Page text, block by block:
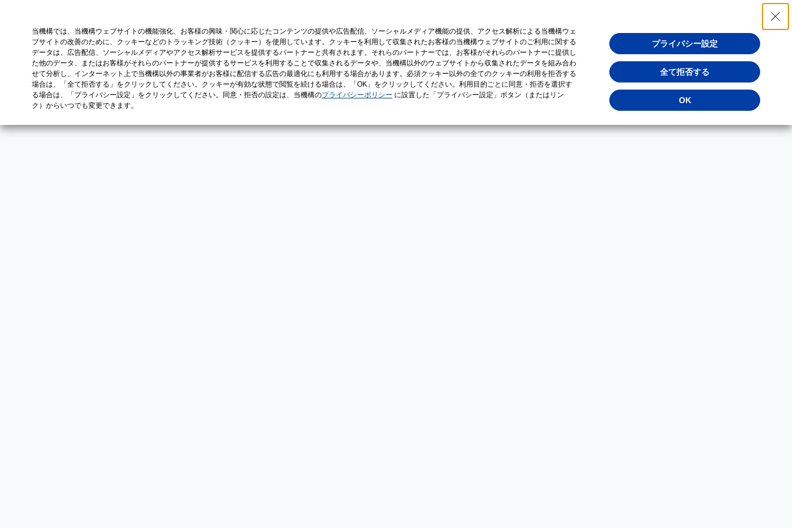
当機構では、当機構ウェブサイトの機能強化、お客様の興味・関心に応じたコンテンツの提供や広告配信、ソーシャルメディア機能の提供、アクセス解析による当機構ウェ
ブサイトの改善のために、クッキーなどのトラッキング技術（クッキー）を使用しています。クッキーを利用して収集されたお客様の当機構ウェブサイトのご利用に関する
データは、広告配信、ソーシャルメディアやアクセス解析サービスを提供するパートナーと共有されます。それらのパートナーでは、お客様がそれらのパートナーに提供し
た他のデータ、またはお客様がそれらのパートナーが提供するサービスを利用することで収集されるデータや、当機構以外のウェブサイトから収集されたデータを組み合わ
せて分析し、インターネット上で当機構以外の事業者がお客様に配信する広告の最適化にも利用する場合があります。必須クッキー以外の全てのクッキーの利用を拒否する
場合は、「全て拒否する」をクリックしてください。クッキーが有効な状態で閲覧を続ける場合は、「OK」をクリックしてください。利用目的ごとに同意・拒否を選択す
る場合は、「プライバシー設定」をクリックしてください。同意・拒否の設定は、当機構のプライバシーポリシー に設置した「プライバシー設定」ボタン（またはリン
ク）からいつでも変更できます。
プライバシー設定
全て拒否する
OK